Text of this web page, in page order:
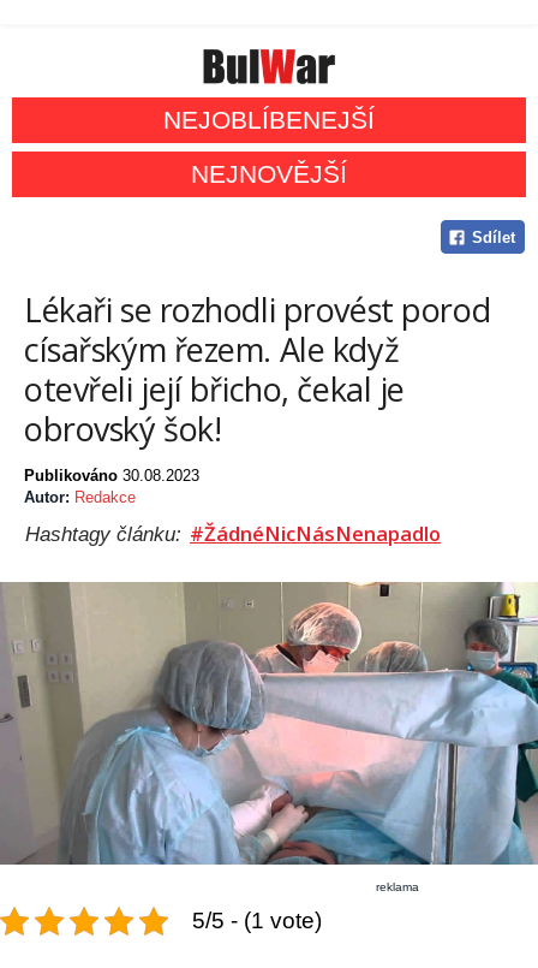
NEJOBLÍBENEJŠÍ
NEJNOVĚJŠÍ
Sdílet
Lékaři se rozhodli provést porod
císařským řezem. Ale když
otevřeli její břicho, čekal je
obrovský šok!
Publikováno 30.08.2023
Autor: Redakce
Hashtagy článku: #ŽádnéNicNásNenapadlo
reklama
5/5 - (1 vote)